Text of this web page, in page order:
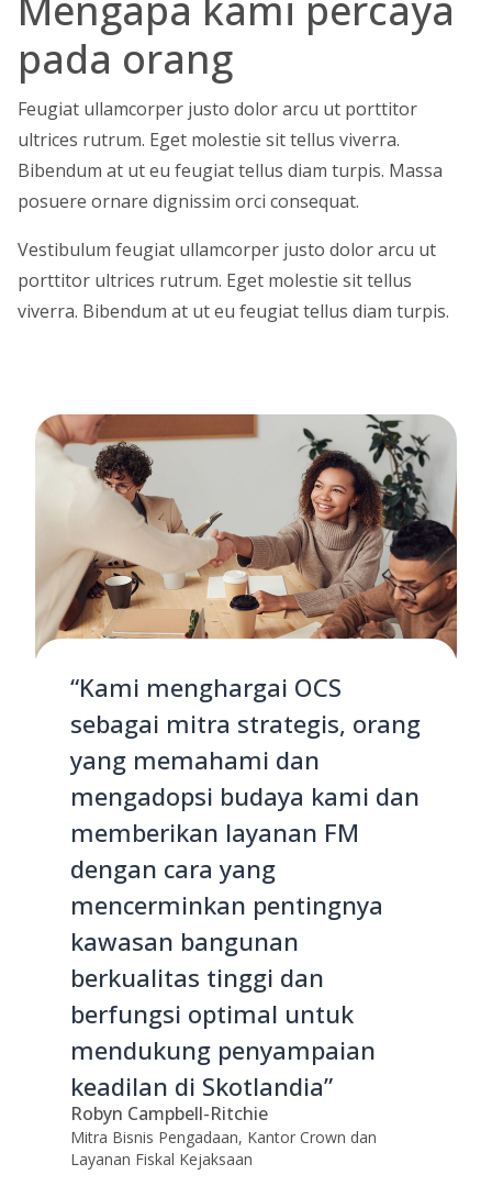
pada orang
Feugiat ullamcorper justo dolor arcu ut porttitor
ultrices rutrum. Eget molestie sit tellus viverra.
Bibendum at ut eu feugiat tellus diam turpis. Massa
posuere ornare dignissim orci consequat.
Vestibulum feugiat ullamcorper justo dolor arcu ut
porttitor ultrices rutrum. Eget molestie sit tellus
viverra. Bibendum at ut eu feugiat tellus diam turpis.
“Kami menghargai OCS
sebagai mitra strategis, orang
yang memahami dan
mengadopsi budaya kami dan
memberikan layanan FM
dengan cara yang
mencerminkan pentingnya
kawasan bangunan
berkualitas tinggi dan
berfungsi optimal untuk
mendukung penyampaian
keadilan di Skotlandia”
Robyn Campbell-Ritchie
Mitra Bisnis Pengadaan, Kantor Crown dan
Layanan Fiskal Kejaksaan